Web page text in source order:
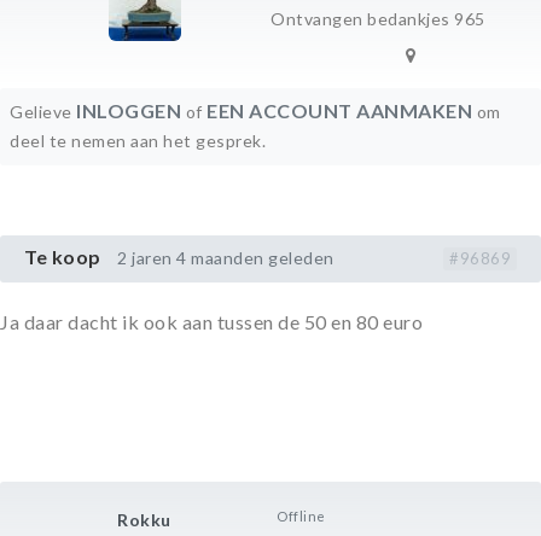
Ontvangen bedankjes 965
Gelieve INLOGGEN of EEN ACCOUNT AANMAKEN om
deel te nemen aan het gesprek.
Te koop 2 jaren 4 maanden geleden #96869
Rokku Offline
Ja daar dacht ik ook aan tussen de 50 en 80 euro